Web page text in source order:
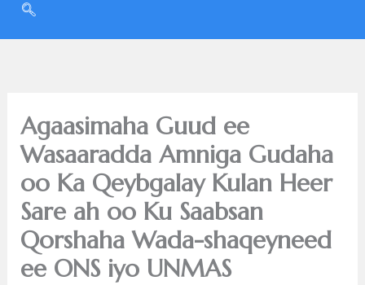
Agaasimaha Guud ee
Wasaaradda Amniga Gudaha
oo Ka Qeybgalay Kulan Heer
Sare ah oo Ku Saabsan
Qorshaha Wada-shaqeyneed
ee ONS iyo UNMAS